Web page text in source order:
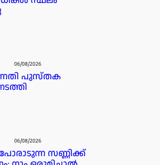
06/08/2026
പുസ്തക
06/08/2026
സണ്ണിക്ക്